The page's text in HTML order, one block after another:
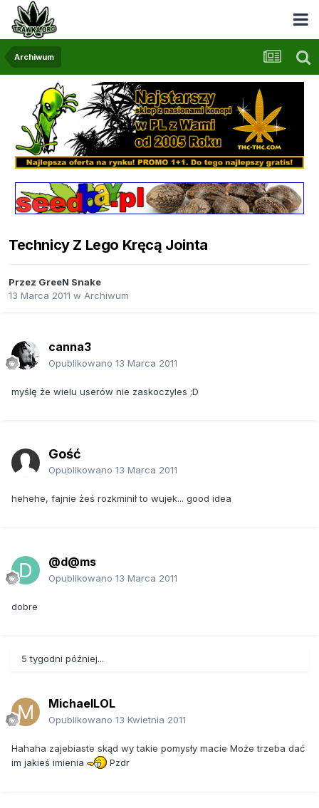
Archiwum
Technicy Z Lego Kręcą Jointa
Przez GreeN Snake
13 Marca 2011 w Archiwum
canna3
Opublikowano 13 Marca 2011
myślę że wielu userów nie zaskoczyles ;D
Gość
Opublikowano 13 Marca 2011
hehehe, fajnie żeś rozkminił to wujek... good idea
@d@ms
Opublikowano 13 Marca 2011
dobre
5 tygodni później...
MichaelLOL
Opublikowano 13 Kwietnia 2011
Hahaha zajebiaste skąd wy takie pomysły macie Może trzeba dać
im jakieś imienia
Pzdr